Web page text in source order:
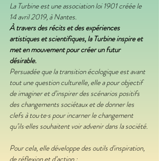
La Turbine est une association loi 1901 créée le
14 avril 2019, à Nantes.
À travers des récits et des expériences
artistiques et scientifiques, la Turbine inspire et
met en mouvement pour créer un futur
désirable.
Persuadée que la transition écologique est avant
tout une question culturelle, elle a pour objectif
de imaginer et d’inspirer des scénarios positifs
des changements sociétaux et de donner les
clefs à tou·te·s pour incarner le changement
qu’ils·elles souhaitent voir advenir dans la société.
Pour cela, elle développe des outils d'inspiration,